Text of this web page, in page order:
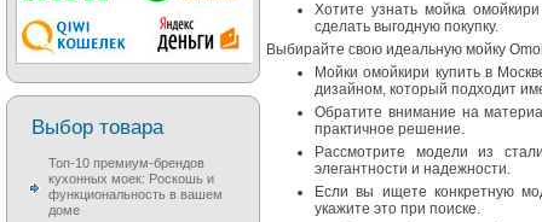
Хотите узнать мойка
сделать выгодную покупку.
Выбирайте свою идеальную мойку
Мойки омойкири купить в
дизайном, который подходит
Обратите внимание на
практичное решение.
Рассмотрите модели из
элегантности и надежности.
Если вы ищете конкретную
укажите это при поиске.
Выбор товара
Топ-10 премиум-брендов
кухонных моек: Роскошь и
функциональность в вашем
доме